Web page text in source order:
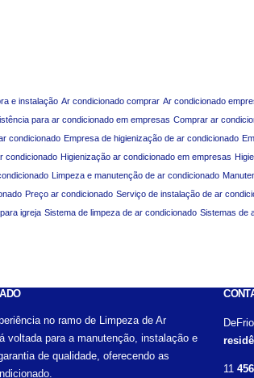
e instalação Ar condicionado comprar Ar condicionado
para ar condicionado em empresas Comprar ar
condicionado Empresa de higienização de ar condicionado
condicionado Higienização ar condicionado em empresas
Limpeza e manutenção de ar condicionado
Preço ar condicionado Serviço de instalação de ar
igreja Sistema de limpeza de ar condicionado Sistemas de
no ramo de Limpeza de Ar
voltada para a manutenção, instalação e
de qualidade, oferecendo as
11